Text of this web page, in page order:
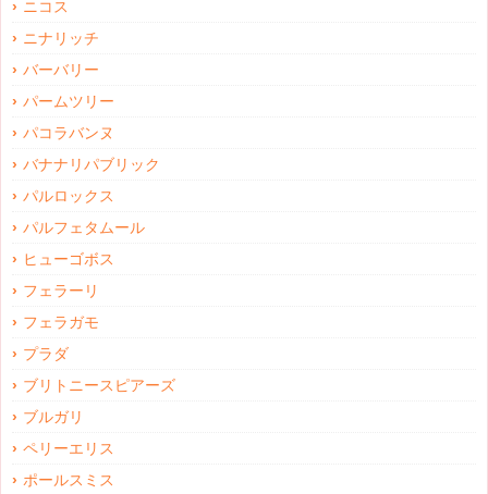
ニコス
ニナリッチ
バーバリー
パームツリー
パコラバンヌ
バナナリパブリック
パルロックス
パルフェタムール
ヒューゴボス
フェラーリ
フェラガモ
プラダ
ブリトニースピアーズ
ブルガリ
ペリーエリス
ポールスミス